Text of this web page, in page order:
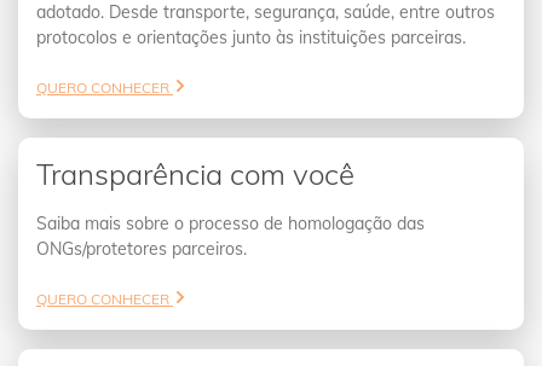
adotado. Desde transporte, segurança, saúde, entre outros
protocolos e orientações junto às instituições parceiras.
QUERO CONHECER
Transparência com você
Saiba mais sobre o processo de homologação das
ONGs/protetores parceiros.
QUERO CONHECER